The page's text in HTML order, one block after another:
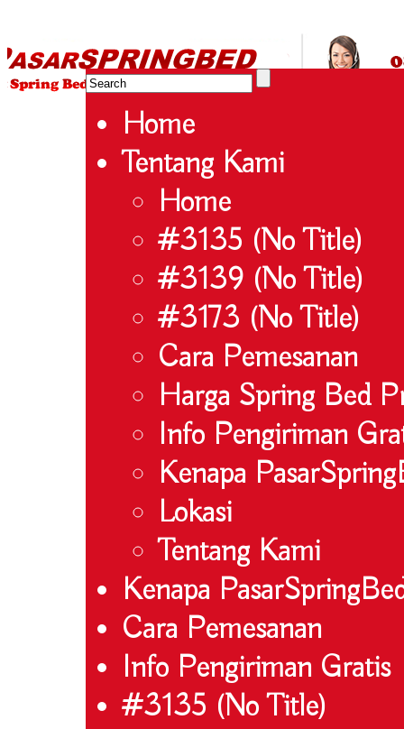
| Jual Spring Bed | Central – Elite – King Koil – Serta – Lady
Bed Jakarta Tangerang Bekasi Surabaya Bandung
Home
Tentang Kami
Home
#3135 (no Title)
#3139 (no Title)
#3173 (no Title)
Cara Pemesanan
Harga Spring Bed
Info Pengiriman
Kenapa
Lokasi
Tentang Kami
Kenapa
Cara Pemesanan
Info Pengiriman Gratis
#3135 (no Title)